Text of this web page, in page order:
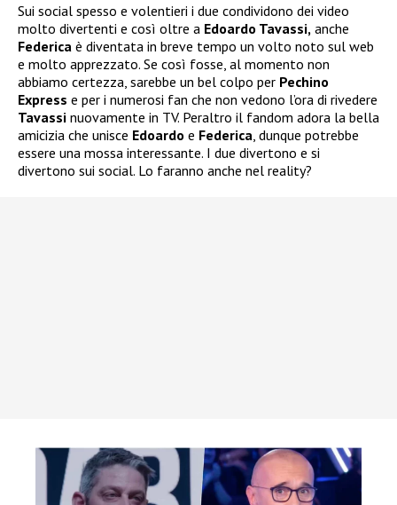
Sui social spesso e volentieri i due condividono dei video
molto divertenti e così oltre a Edoardo Tavassi, anche
Federica è diventata in breve tempo un volto noto sul web
e molto apprezzato. Se così fosse, al momento non
abbiamo certezza, sarebbe un bel colpo per Pechino
Express e per i numerosi fan che non vedono l’ora di rivedere
Tavassi nuovamente in TV. Peraltro il fandom adora la bella
amicizia che unisce Edoardo e Federica , dunque potrebbe
essere una mossa interessante. I due divertono e si
divertono sui social. Lo faranno anche nel reality?